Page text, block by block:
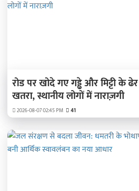
रोड पर खोदे गए गड्ढे और मिट्टी के
खतरा, स्थानीय लोगों में नाराज़गी
2026-08-07 02:45 PM 41